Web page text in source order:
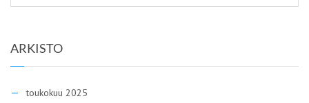
ARKISTO
toukokuu 2025